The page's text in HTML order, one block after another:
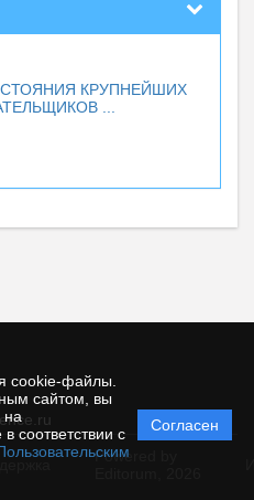
cookie-файлы.
сайтом, вы
на
соответствии с
Согласен
КРУПНЕЙШИХ
...
Powered by